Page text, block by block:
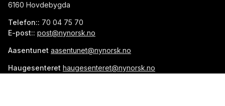
6160 Hovdebygda
Telefon:: 70 04 75 70
E-post:: post@nynorsk.no
Aasentunet aasentunet@nynorsk.no
Haugesenteret haugesenteret@nynorsk.no